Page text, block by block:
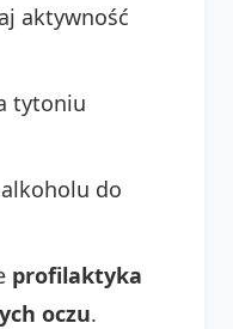
aktywność
tytoniu
do
profilaktyka
oczu.